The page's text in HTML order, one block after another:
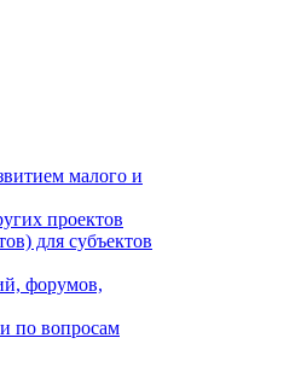
малого и
проектов
для субъектов
форумов,
по вопросам